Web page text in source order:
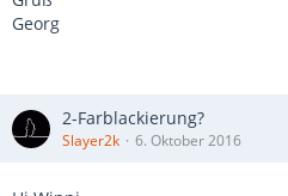
Georg
2-Farblackierung?
Slayer2k 6. Oktober 2016